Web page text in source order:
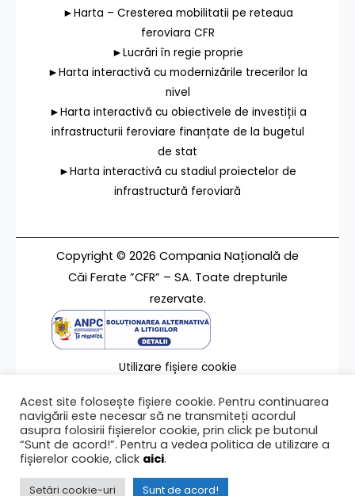
►Harta – Cresterea mobilitatii pe reteaua
feroviara CFR
►Lucrări în regie proprie
►Harta interactivă cu modernizările trecerilor la
nivel
►Harta interactivă cu obiectivele de investiții a
infrastructurii feroviare finanțate de la bugetul
de stat
►Harta interactivă cu stadiul proiectelor de
infrastructură feroviară
Copyright © 2026 Compania Națională de
Căi Ferate ”CFR” – SA. Toate drepturile
rezervate.
Utilizare fișiere cookie
Contact
Ultima modificare a paginii 06/03/2025
Acest site folosește fișiere cookie. Pentru continuarea
navigării este necesar să ne transmiteți acordul
asupra folosirii fișierelor cookie, prin click pe butonul
“Sunt de acord!”. Pentru a vedea politica de utilizare a
fișierelor cookie, click aici.
Setări cookie-uri Sunt de acord!